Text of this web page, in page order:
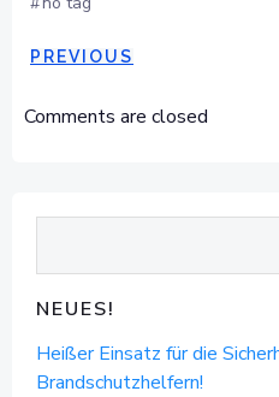
POST
PREVIOUS
Comments are closed
NEUES!
Heißer Einsatz für die
Brandschutzhelfern!